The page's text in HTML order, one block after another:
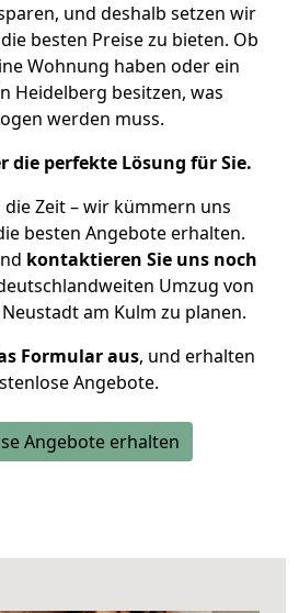
und deshalb setzen wir
besten Preise zu bieten. Ob
Wohnung haben oder ein
Heidelberg besitzen, was
werden muss.
die perfekte Lösung für Sie.
die Zeit – wir kümmern uns
besten Angebote erhalten.
kontaktieren Sie uns noch
Umzug von
am Kulm zu planen.
Formular aus, und erhalten
Angebote.
Angebote erhalten